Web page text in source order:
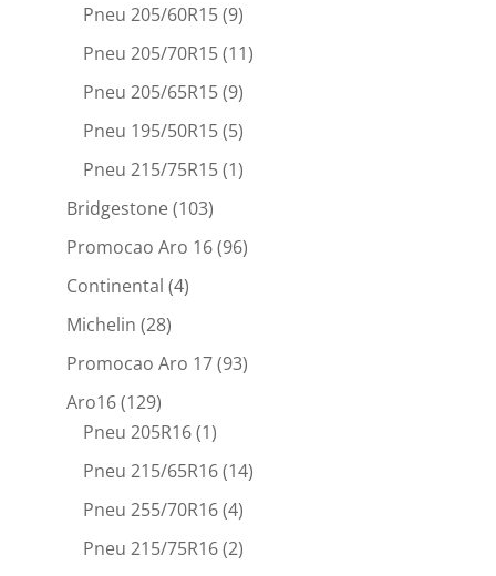
Pneu 205/60R15(9)
Pneu 205/70R15(11)
Pneu 205/65R15(9)
Pneu 195/50R15(5)
Pneu 215/75R15(1)
Bridgestone(103)
Promocao Aro 16(96)
Continental (4)
Michelin (28)
Promocao Aro 17(93)
Aro16(129)
Pneu 205R16(1)
Pneu 215/65R16(14)
Pneu 255/70R16(4)
Pneu 215/75R16(2)